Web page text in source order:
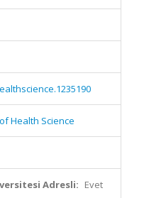
Health Science
Adresli: Evet